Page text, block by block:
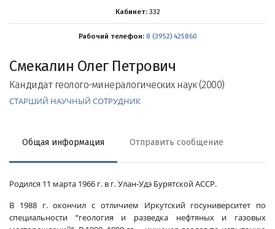
Кабинет:332
Рабочий телефон: 8 (3952) 425860
Смекалин Олег Петрович
Кандидат геолого-минералогических наук (2000)
СТАРШИЙ НАУЧНЫЙ СОТРУДНИК
Общая информация Отправить сообщение
Родился 11 марта 1966 г. в г. Улан-Удэ Бурятской АССР.
В 1988 г. окончил с отличием Иркутский госуниверситет по
специальности “геология и разведка нефтяных и газовых